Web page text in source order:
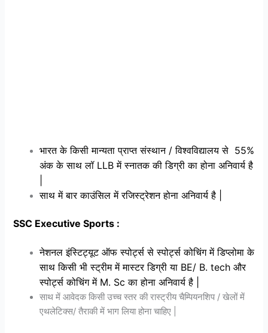
भारत के किसी मान्यता प्राप्त संस्थान / विश्वविद्यालय से 55%
अंक के साथ लॉ LLB में स्नातक की डिग्री का होना अनिवार्य है
साथ में बार काउंसिल में रजिस्ट्रेशन होना अनिवार्य है |
SSC Executive Sports :
नेशनल इंस्टिट्यूट ऑफ स्पोर्ट्स से स्पोर्ट्स कोचिंग में डिप्लोमा के
साथ किसी भी स्ट्रीम में मास्टर डिग्री या BE/ B. tech और
स्पोर्ट्स कोचिंग में M. Sc का होना अनिवार्य है |
साथ में आवेदक किसी उच्च स्तर की रास्ट्रीय चैम्पियनशिप / खेलों में
एथलेटिक्स/ तैराकी में भाग लिया होना चाहिए |